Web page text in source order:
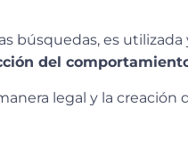
búsquedas, es
del
legal y la